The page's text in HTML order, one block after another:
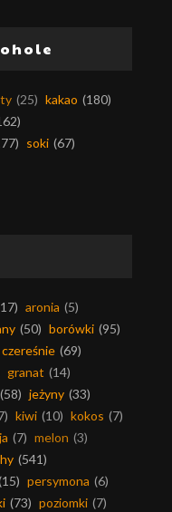
(25) kakao (180)
soki (67)
aronia (5)
(50) borówki (95)
czereśnie (69)
granat (14)
(58) jeżyny (33)
kiwi (10) kokos (7)
(7) melon (3)
(541)
persymona (6)
(73) poziomki (7)